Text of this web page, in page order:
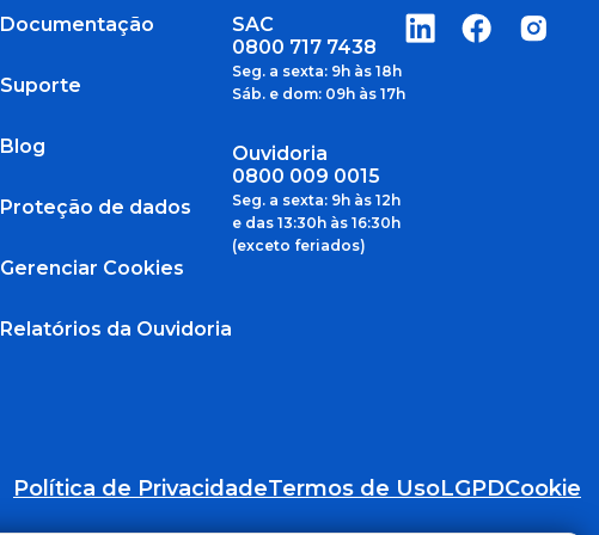
Documentação
Suporte
Blog
Proteção de dados
Gerenciar Cookies
Relatórios da Ouvidoria
SAC
0800 717 7438
Seg. a sexta: 9h às 18h
Sáb. e dom: 09h às 17h
Ouvidoria
0800 009 0015
Seg. a sexta: 9h às 12h
e das 13:30h às 16:30h
(exceto feriados)
Política de PrivacidadeTermos de UsoLGPDCookie